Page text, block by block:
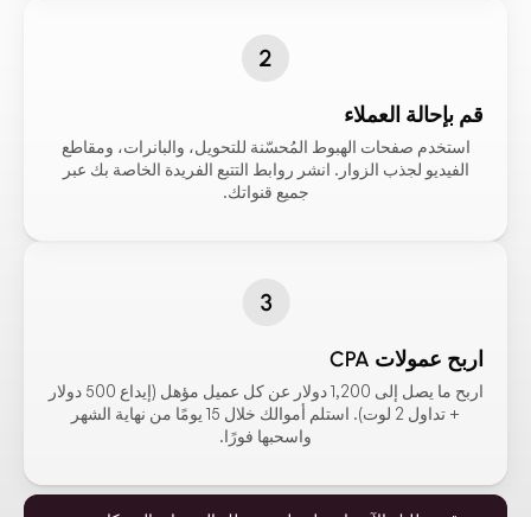
قم بإحالة العملاء
استخدم صفحات الهبوط المُحسّنة للتحويل، والبانرات، ومقاطع
الفيديو لجذب الزوار. انشر روابط التتبع الفريدة الخاصة بك عبر
جميع قنواتك.
اربح عمولات CPA
اربح ما يصل إلى 1,200 دولار عن كل عميل مؤهل (إيداع 500 دولار
+ تداول 2 لوت). استلم أموالك خلال 15 يومًا من نهاية الشهر
واسحبها فورًا.